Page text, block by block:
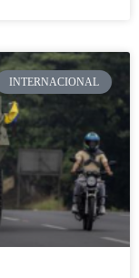
INTERNACIONAL